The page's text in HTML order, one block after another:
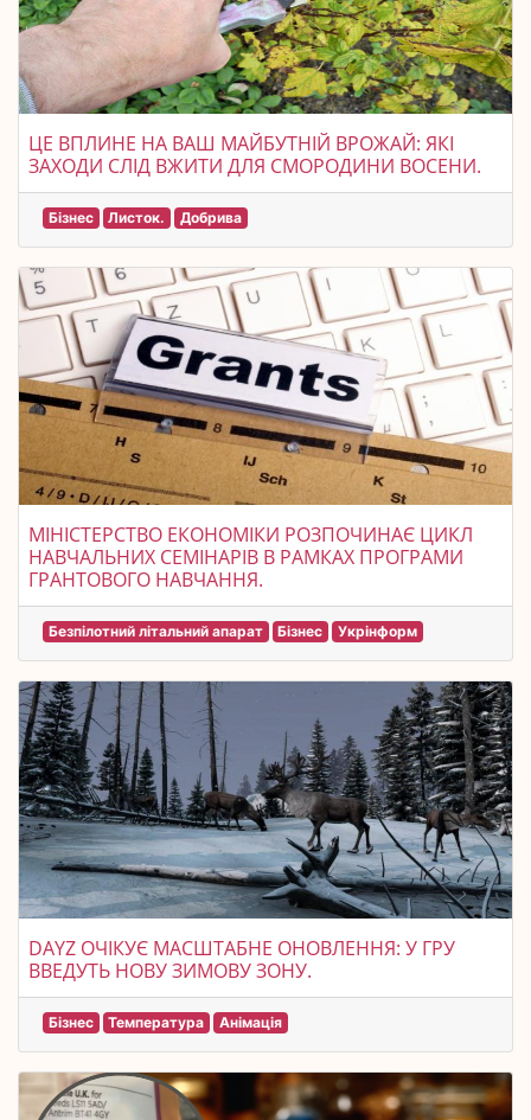
ЦЕ ВПЛИНЕ НА ВАШ МАЙБУТНІЙ ВРОЖАЙ: ЯКІ
ЗАХОДИ СЛІД ВЖИТИ ДЛЯ СМОРОДИНИ ВОСЕНИ.
Бізнес Листок. Добрива
МІНІСТЕРСТВО ЕКОНОМІКИ РОЗПОЧИНАЄ ЦИКЛ
НАВЧАЛЬНИХ СЕМІНАРІВ В РАМКАХ ПРОГРАМИ
ГРАНТОВОГО НАВЧАННЯ.
Безпілотний літальний апарат Бізнес Укрінформ
DAYZ ОЧІКУЄ МАСШТАБНЕ ОНОВЛЕННЯ: У ГРУ
ВВЕДУТЬ НОВУ ЗИМОВУ ЗОНУ.
Бізнес Температура Анімація